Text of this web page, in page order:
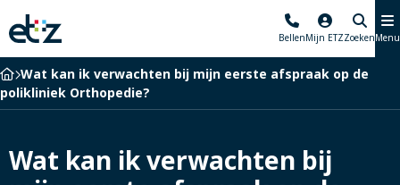
Elisabeth-
TweeSteden
Ziekenhuis
BellenMijn ETZZoekenMenu
Home
Wat kan ik verwachten bij mijn eerste afspraak op de
polikliniek Orthopedie?
Wat kan ik verwachten bij